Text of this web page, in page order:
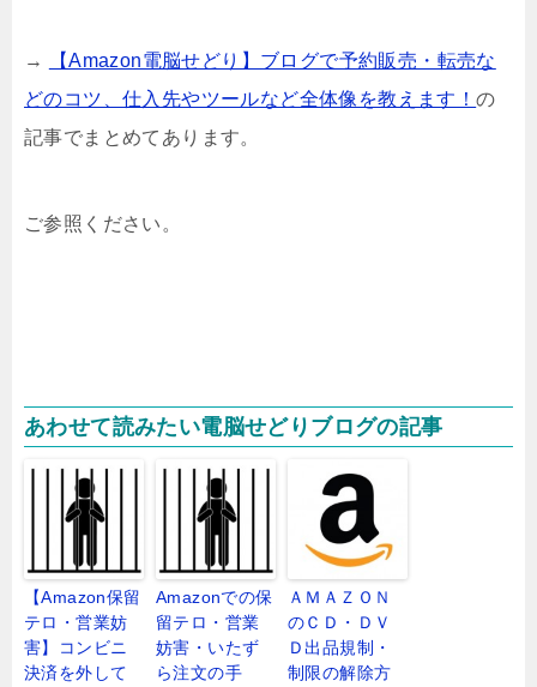
→
【Amazon電脳せどり】ブログで予約販売・転売な
どのコツ、仕入先やツールなど全体像を教えます！の
記事でまとめてあります。
ご参照ください。
あわせて読みたい電脳せどりブログの記事
【Amazon保留
テロ・営業妨
害】コンビニ
決済を外して
Amazonでの保
留テロ・営業
妨害・いたず
ら注文の手
ＡＭＡＺＯＮ
のＣＤ・ＤＶ
Ｄ出品規制・
制限の解除方